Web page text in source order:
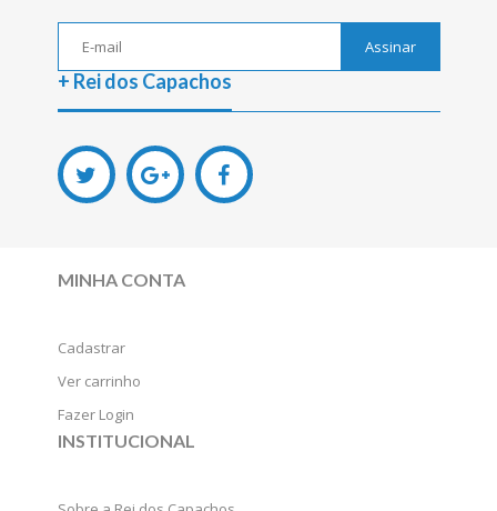
Assinar
+ Rei dos Capachos
MINHA CONTA
Cadastrar
Ver carrinho
Fazer Login
INSTITUCIONAL